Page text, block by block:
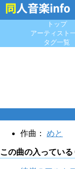
トップ
アーティスト
タグ一覧
作曲： めと
この曲の入っている